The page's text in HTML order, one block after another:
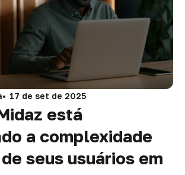
17 de set de 2025
está
a complexidade
seus usuários em